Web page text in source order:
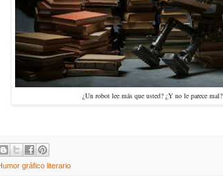
¿Un robot lee más que usted? ¿Y no le parece mal?
gráfico literario